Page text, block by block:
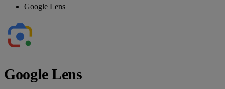
Google Lens
Google Lens